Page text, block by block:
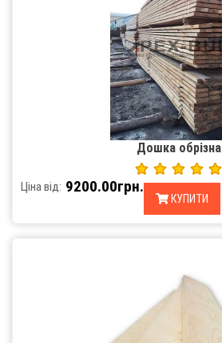
Дошка обрізна
Ціна від: 9200.00грн.
КУПИТИ